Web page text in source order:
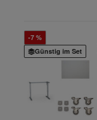
Günstig im Set
-7 %